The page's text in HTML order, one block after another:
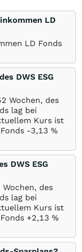
LD
LD Fonds
DWS ESG
Wochen, des
lag bei
Kurs ist
-3,13 %
DWS ESG
des
lag bei
Kurs ist
+2,13 %